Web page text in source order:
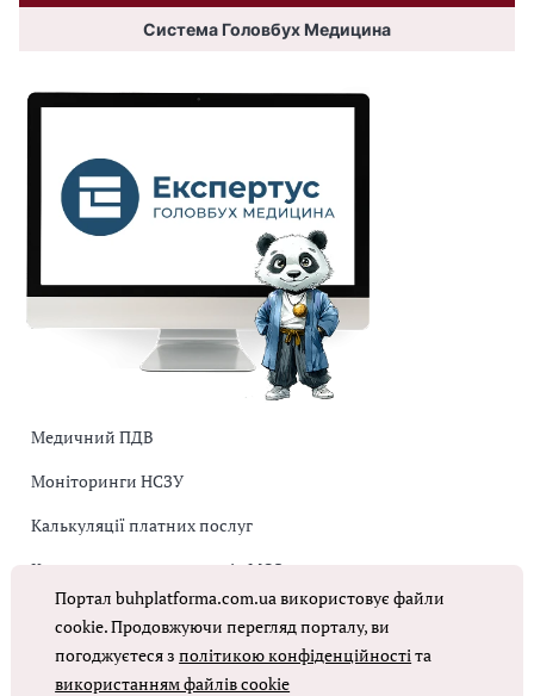
Система Головбух Медицина
Медичний ПДВ
Моніторинги НСЗУ
Калькуляції платних послуг
Коригувальна накладна від МОЗ
Оплата праці в КНП
ОТРИМАТИ ДОСТУП
Портал buhplatforma.com.ua використовує файли
cookie. Продовжуючи перегляд порталу, ви
погоджуєтеся зполітикою конфіденційностіта
використанням файлів cookie